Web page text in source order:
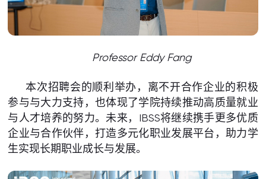
Professor Eddy Fang
本次招聘会的顺利举办，离不开合作企业的积极
参与与大力支持，也体现了学院持续推动高质量就业
与人才培养的努力。未来，IBSS将继续携手更多优质
企业与合作伙伴，打造多元化职业发展平台，助力学
生实现长期职业成长与发展。